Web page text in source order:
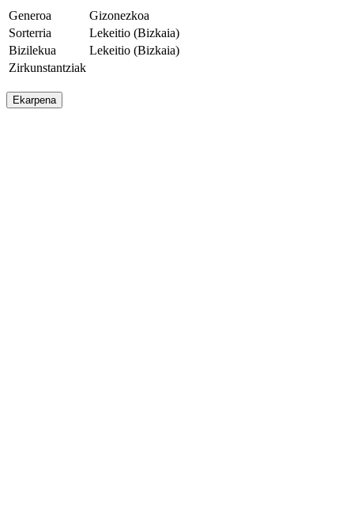
Generoa
Gizonezkoa
Sorterria
Lekeitio (Bizkaia)
Bizilekua
Lekeitio (Bizkaia)
Zirkunstantziak